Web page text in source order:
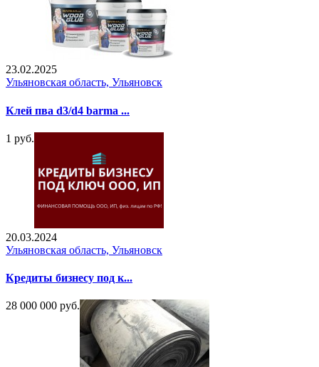
23.02.2025
Ульяновская область, Ульяновск
Клей пва d3/d4 barma ...
1 руб.
20.03.2024
Ульяновская область, Ульяновск
Кредиты бизнесу под к...
28 000 000 руб.